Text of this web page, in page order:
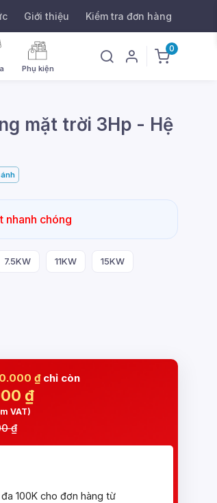
Giới thiệu Kiểm tra đơn hàng
0
Phụ kiện
mặt trời 3Hp - Hệ
nhanh chóng
7.5KW 11KW 15KW
₫chỉ còn
₫
VAT)
₫
100K cho đơn hàng từ